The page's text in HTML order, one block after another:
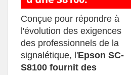
Conçue pour répondre à
l'évolution des exigences
des professionnels de la
signalétique, l'Epson SC-
S8100 fournit des